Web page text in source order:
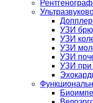
УЗИ
УЗИ
УЗИ
УЗИ
УЗИ при